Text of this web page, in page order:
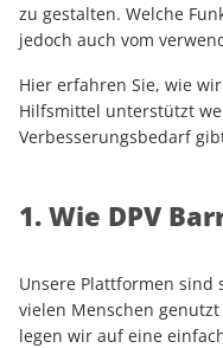
zu gestalten. Welche
jedoch auch vom
Hier erfahren Sie, wie
Hilfsmittel unterstützt
Verbesserungsbedarf
1. Wie DPV
Unsere Plattformen sind
vielen Menschen
legen wir auf eine